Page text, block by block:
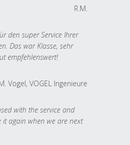
R.M.
den super Service Ihrer
Das war Klasse, sehr
empfehlenswert!
Vogel, VOGEL Ingenieure
with the service and
it again when we are next